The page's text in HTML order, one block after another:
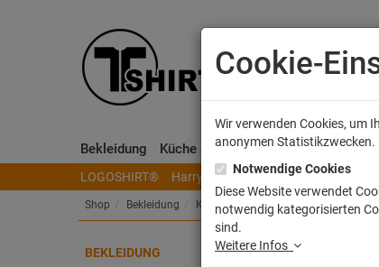
Bekleidung Küche & Wohnen Sammeln &
LOGOSHIRT® Harry Potter Herr der Ringe Disney
Shop Bekleidung Kinder T-Shirts
BEKLEIDUNG
Cookie-
Wir verwenden Cookies, um
anonymen Statistikzwecken.
Notwendige Cookies
Diese Website verwendet
notwendig kategorisierten
sind.
Weitere Infos